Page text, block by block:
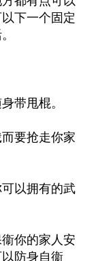
下一个固定
带甩棍。
要抢走你家
以拥有的武
你的家人安
防身自衞